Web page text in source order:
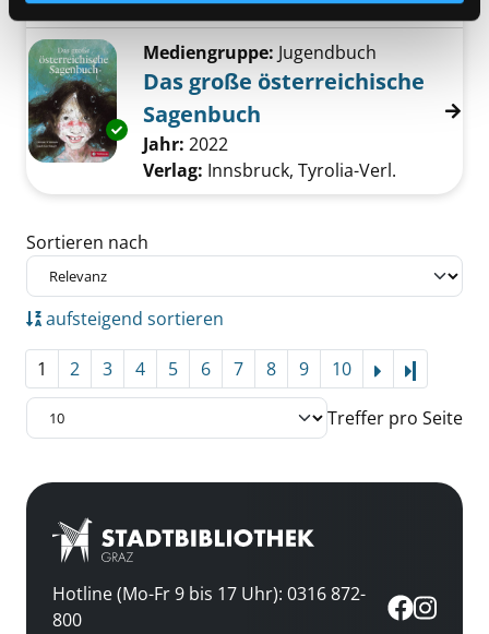
Exemplar-Details von Das große
Mediengruppe: Jugendbuch
Das große österreichische
Sagenbuch
Suche nach diesem Verfasser
Jahr: 2022
Verlag: Innsbruck, Tyrolia-Verl.
Zu den Suchfiltern springen
Sortieren nach
aufsteigend sortieren
1 2 3 4 5 6 7 8 9 10
Treffer pro Seite
Hotline (Mo-Fr 9 bis 17 Uhr): 0316 872-
800